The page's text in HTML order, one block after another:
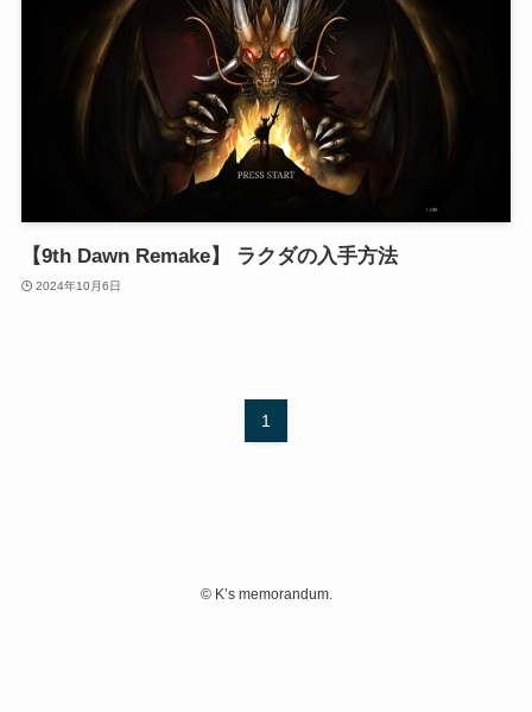
【9th Dawn Remake】 ラクダの入手方法
2024年10月6日
1
©K’s memorandum.